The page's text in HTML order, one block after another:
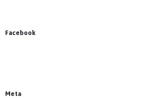
Facebook
Meta